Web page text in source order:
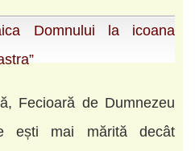
Domnului la icoana
Fecioară de Dumnezeu
ești mai mărită decât